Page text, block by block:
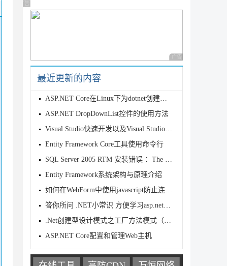
广告 商业广告，理性选择
广告 商业广告，理性
最近更新的内容
ASP.NET Core在Linux下为dotnet创建守护进程
ASP.NET DropDownList控件的使用方法
Visual Studio快速开发以及Visual Studio 2010新
Entity Framework Core工具使用命令行
SQL Server 2005 RTM 安装错误 ：The SQL Serv
Entity Framework系统架构与原理介绍
如何在WebForm中使用javascript防止连打（双击）
答你所问 .NET小常识 方便学习asp.net的朋友
.Net创建型设计模式之工厂方法模式（Factory Method）
ASP.NET Core配置和管理Web主机